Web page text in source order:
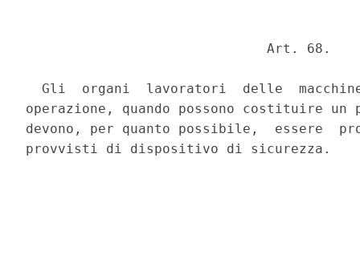
                              Art. 68.
Gli  organi  lavoratori  delle
operazione, quando possono costituire
devono, per quanto possibile,  essere